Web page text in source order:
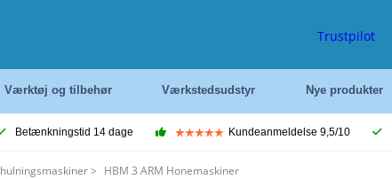
Trustpilot
Værktøj og tilbehør Værkstedsudstyr Nye produkter
Betænkningstid 14 dage Kundeanmeldelse 9,5/10
hulningsmaskiner> HBM 3 ARM Honemaskiner